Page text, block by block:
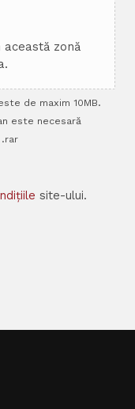
zonă
de maxim 10MB.
este necesară
site-ului.